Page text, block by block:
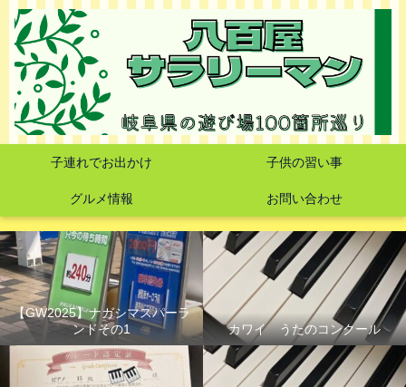
子連れでお出かけ 子供の習い事
グルメ情報 お問い合わせ
【GW2025】ナガシマスパーラ
ンドその1
カワイ うたのコンクール